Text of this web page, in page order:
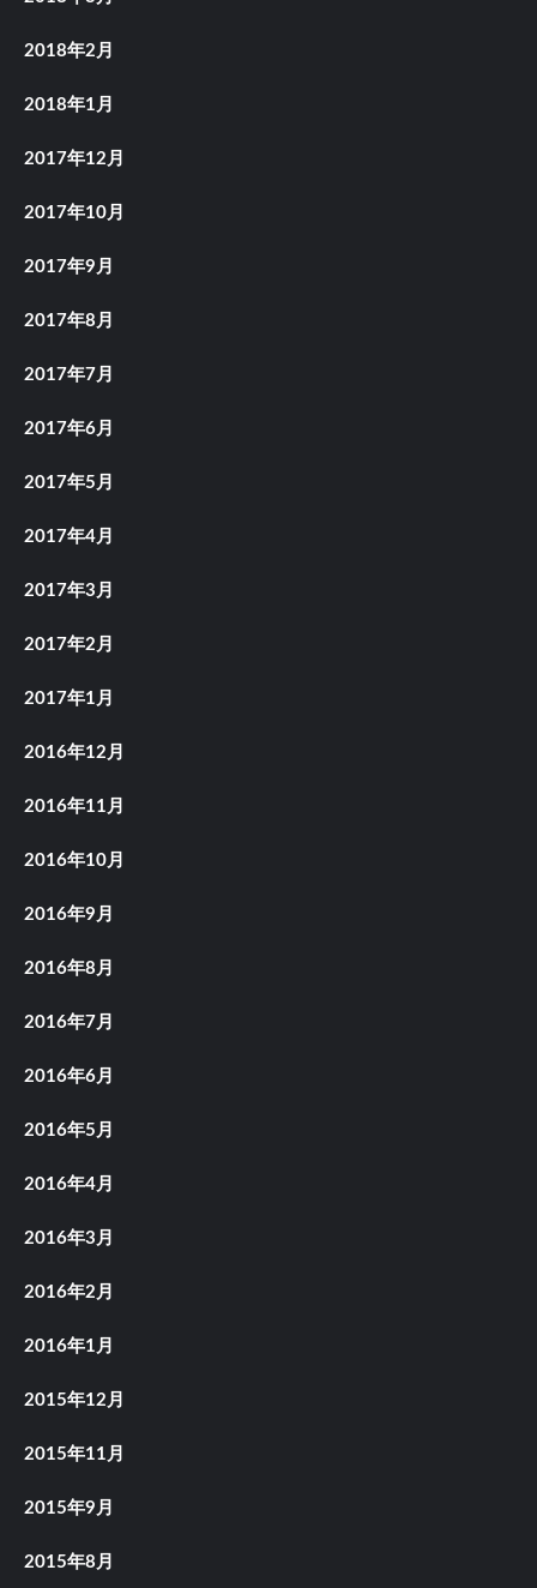
2018年2月
2018年1月
2017年12月
2017年10月
2017年9月
2017年8月
2017年7月
2017年6月
2017年5月
2017年4月
2017年3月
2017年2月
2017年1月
2016年12月
2016年11月
2016年10月
2016年9月
2016年8月
2016年7月
2016年6月
2016年5月
2016年4月
2016年3月
2016年2月
2016年1月
2015年12月
2015年11月
2015年9月
2015年8月